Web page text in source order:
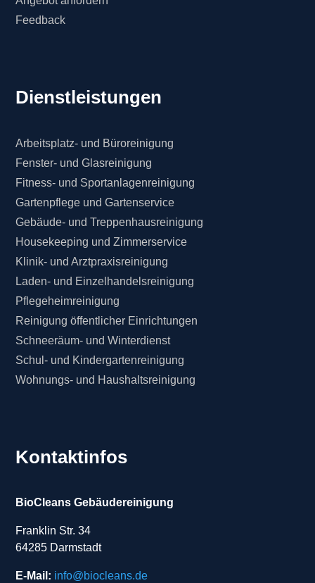
Feedback
Dienstleistungen
Arbeitsplatz- und Büroreinigung
Fenster- und Glasreinigung
Fitness- und Sportanlagenreinigung
Gartenpflege und Gartenservice
Gebäude- und Treppenhausreinigung
Housekeeping und Zimmerservice
Klinik- und Arztpraxisreinigung
Laden- und Einzelhandelsreinigung
Pflegeheimreinigung
Reinigung öffentlicher Einrichtungen
Schneeräum- und Winterdienst
Schul- und Kindergartenreinigung
Wohnungs- und Haushaltsreinigung
Kontaktinfos
BioCleans Gebäudereinigung
Franklin Str. 34
64285 Darmstadt
E-Mail: info@biocleans.de